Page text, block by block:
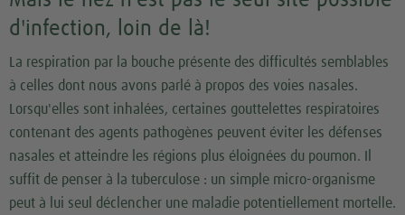
d'infection, loin de là!
La respiration par la bouche présente des difficultés semblables
à celles dont nous avons parlé à propos des voies nasales.
Lorsqu'elles sont inhalées, certaines gouttelettes respiratoires
contenant des agents pathogènes peuvent éviter les défenses
nasales et atteindre les régions plus éloignées du poumon. Il
suffit de penser à la tuberculose : un simple micro-organisme
peut à lui seul déclencher une maladie potentiellement mortelle.